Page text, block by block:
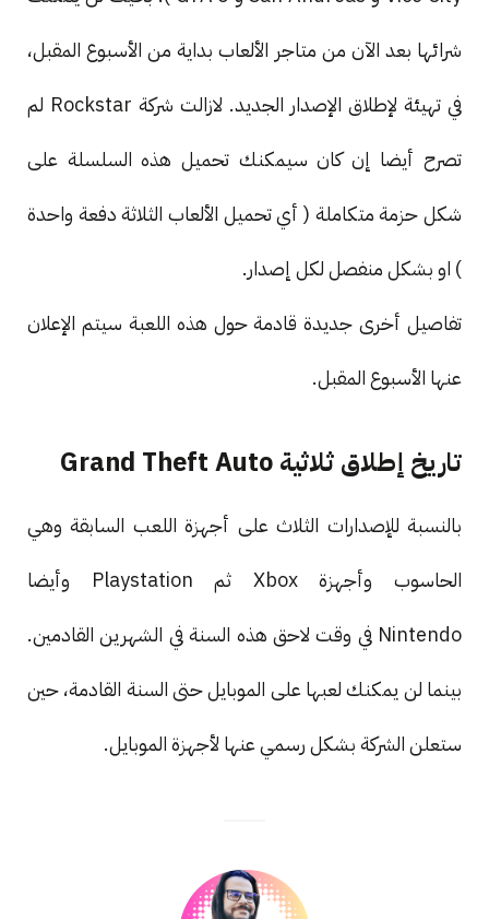
شرائها بعد الآن من متاجر الألعاب بداية من الأسبوع المقبل،
في تهيئة لإطلاق الإصدار الجديد. لازالت شركة Rockstar لم
تصرح أيضا إن كان سيمكنك تحميل هذه السلسلة على
شكل حزمة متكاملة ( أي تحميل الألعاب الثلاثة دفعة واحدة
) او بشكل منفصل لكل إصدار.
تفاصيل أخرى جديدة قادمة حول هذه اللعبة سيتم الإعلان
عنها الأسبوع المقبل.
تاريخ إطلاق ثلاثية Grand Theft Auto
بالنسبة للإصدارات الثلاث على أجهزة اللعب السابقة وهي
الحاسوب وأجهزة Xbox ثم Playstation وأيضا
Nintendo في وقت لاحق هذه السنة في الشهرين القادمين.
بينما لن يمكنك لعبها على الموبايل حتى السنة القادمة، حين
ستعلن الشركة بشكل رسمي عنها لأجهزة الموبايل.